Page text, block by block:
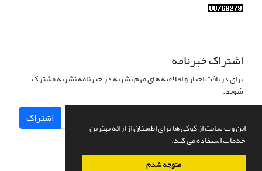
این وب سایت از کوکی ها برای اطمینان از ارائه بهترین
خدمات استفاده می کند.
متوجه شدم
اشتراک خبرنامه
برای دریافت اخبار و اطلاعیه های مهم نشریه در خبرنامه نشریه مشترک
شوید.
اشتراک